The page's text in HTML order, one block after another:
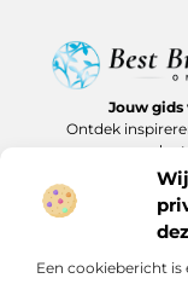
Een cookiebericht
Jouw
Ontdek
Bericht